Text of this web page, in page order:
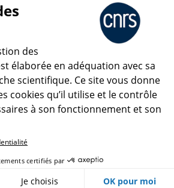
CNRS Le Mag
© 2026, CNRS
Se connecter
Gestion des cookies
des
élaborée en adéquation avec sa
scientifique. Ce site vous donne
cookies qu’il utilise et le contrôle
à son fonctionnement et son
certifiés par
Je choisis OK pour moi